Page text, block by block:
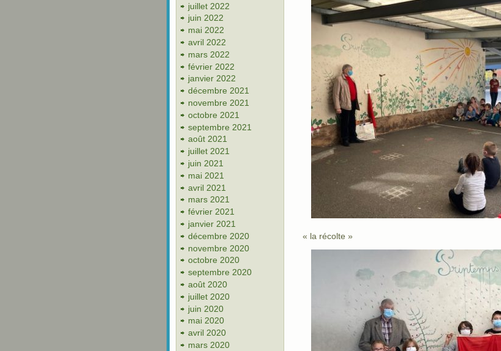
juillet 2022
juin 2022
mai 2022
avril 2022
mars 2022
février 2022
janvier 2022
décembre 2021
novembre 2021
octobre 2021
septembre 2021
août 2021
juillet 2021
juin 2021
mai 2021
avril 2021
mars 2021
février 2021
janvier 2021
décembre 2020
novembre 2020
octobre 2020
septembre 2020
août 2020
juillet 2020
juin 2020
mai 2020
avril 2020
mars 2020
« la récolte »